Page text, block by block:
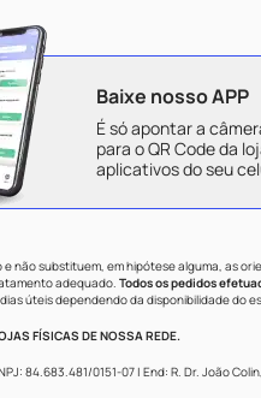
Baixe nosso APP
É só apontar a
para o QR Code da
aplicativos do seu
substituem, em hipótese alguma, as
adequado. Todos os pedidos
úteis dependendo da disponibilidade do
FÍSICAS DE NOSSA REDE.
84.683.481/0151-07 | End: R. Dr. João